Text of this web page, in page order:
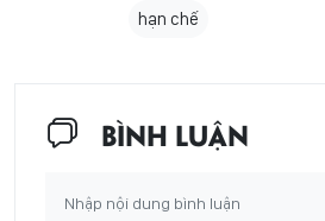
hạn chế
BÌNH LUẬN